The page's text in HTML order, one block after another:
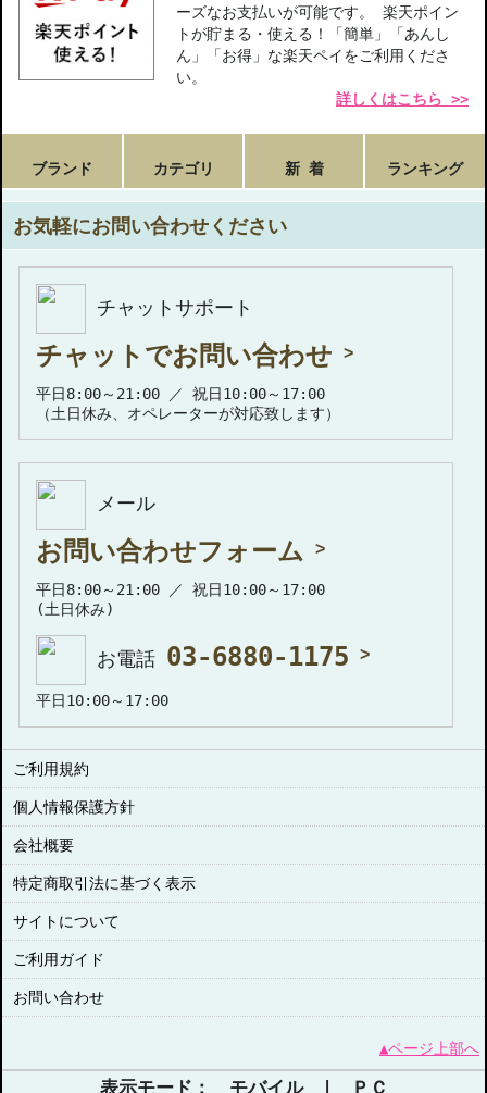
ーズなお支払いが可能です。 楽天ポイン
トが貯まる・使える！「簡単」「あんし
ん」「お得」な楽天ペイをご利用くださ
い。
詳しくはこちら >>
ブランド カテゴリ 新 着 ランキング
お気軽にお問い合わせください
チャットサポート
チャットでお問い合わせ
平日8:00～21:00 ／ 祝日10:00～17:00
（土日休み、オペレーターが対応致します）
メール
お問い合わせフォーム
平日8:00～21:00 ／ 祝日10:00～17:00
(土日休み)
お電話 03-6880-1175
平日10:00～17:00
ご利用規約
個人情報保護方針
会社概要
特定商取引法に基づく表示
サイトについて
ご利用ガイド
お問い合わせ
▲ページ上部へ
表示モード： モバイル | ＰＣ